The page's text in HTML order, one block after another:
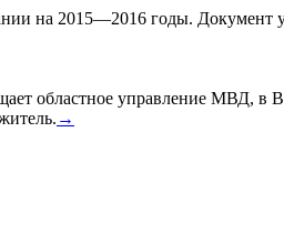
на 2015—2016 годы. Документ
областное управление МВД, в
→